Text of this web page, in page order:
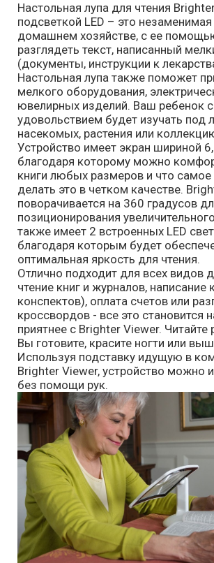
Настольная лупа для чтения
подсветкой LED – это
домашнем хозяйстве, с ее
разглядеть текст, написанный
(документы, инструкции к
Настольная лупа также поможет
мелкого оборудования,
ювелирных изделий. Ваш ребенок с
удовольствием будет изучать под
насекомых, растения или
Устройство имеет экран шириной
благодаря которому можно
книги любых размеров и что самое
делать это в четком качестве.
поворачивается на 360 градусов
позиционирования
также имеет 2 встроенных LED
благодаря которым будет
оптимальная яркость для чтения.
Отлично подходит для всех видов
чтение книг и журналов, написание
конспектов), оплата счетов или
кроссвордов - все это становится
приятнее с Brighter Viewer. Читайте
Вы готовите, красите ногти или
Используя подставку идущую в
Brighter Viewer, устройство можно
без помощи рук.